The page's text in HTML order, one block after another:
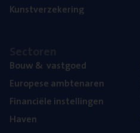
Kunst­ver­ze­ke­ring
Bouw& vastgoed
Euro­pe­se ambtenaren
Finan­ci­ë­le instellingen
Haven